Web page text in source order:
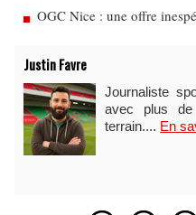
OGC Nice : une offre
Justin Favre
Journaliste
avec plus
terrain.... En